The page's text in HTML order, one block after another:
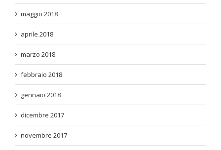
maggio 2018
aprile 2018
marzo 2018
febbraio 2018
gennaio 2018
dicembre 2017
novembre 2017